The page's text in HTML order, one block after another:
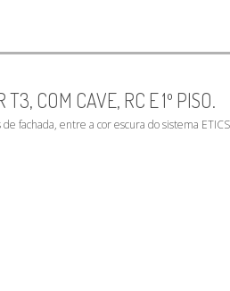
COM CAVE, RC E 1º PISO.
de fachada, entre a cor escura do sistema